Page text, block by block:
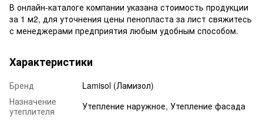
В онлайн-каталоге компании указана стоимость продукции
за 1 м2, для уточнения цены пенопласта за лист свяжитесь
с менеджерами предприятия любым удобным способом.
Характеристики
Бренд
Lamisol (Ламизол)
Назначение
утеплителя
Утепление наружное, Утепление фасада